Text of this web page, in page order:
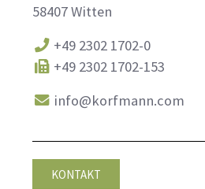
58407 Witten
+49 2302 1702-0
+49 2302 1702-153
info@korfmann.com
KONTAKT